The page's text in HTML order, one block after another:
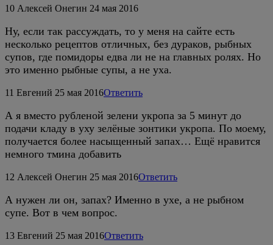
10 Алексей Онегин 24 мая 2016
Ну, если так рассуждать, то у меня на сайте есть
несколько рецептов отличных, без дураков, рыбных
супов, где помидоры едва ли не на главных ролях. Но
это именно рыбные супы, а не уха.
11 Евгений 25 мая 2016Ответить
А я вместо рубленой зелени укропа за 5 минут до
подачи кладу в уху зелёные зонтики укропа. По моему,
получается более насыщенный запах… Ещё нравится
немного тмина добавить
12 Алексей Онегин 25 мая 2016Ответить
А нужен ли он, запах? Именно в ухе, а не рыбном
супе. Вот в чем вопрос.
13 Евгений 25 мая 2016Ответить